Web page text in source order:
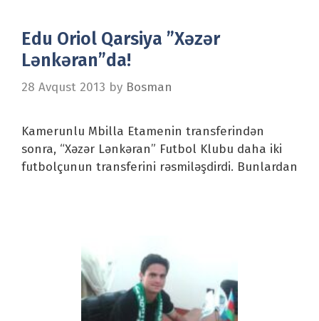
Edu Oriol Qarsiya ”Xəzər
Lənkəran”da!
28 Avqust 2013 by Bosman
Kamerunlu Mbilla Etamenin transferindən
sonra, “Xəzər Lənkəran” Futbol Klubu daha iki
futbolçunun transferini rəsmiləşdirdi. Bunlardan